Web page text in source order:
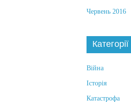
Червень 2016
Категорії
Війна
Історія
Катастрофа